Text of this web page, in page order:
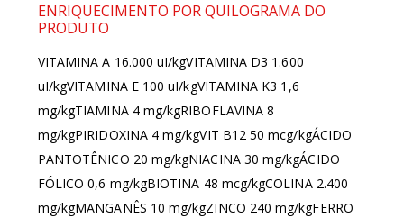
ENRIQUECIMENTO POR QUILOGRAMA DO
PRODUTO
VITAMINA A 16.000 uI/kgVITAMINA D3 1.600
uI/kgVITAMINA E 100 uI/kgVITAMINA K3 1,6
mg/kgTIAMINA 4 mg/kgRIBOFLAVINA 8
mg/kgPIRIDOXINA 4 mg/kgVIT B12 50 mcg/kgÁCIDO
PANTOTÊNICO 20 mg/kgNIACINA 30 mg/kgÁCIDO
FÓLICO 0,6 mg/kgBIOTINA 48 mcg/kgCOLINA 2.400
mg/kgMANGANÊS 10 mg/kgZINCO 240 mg/kgFERRO